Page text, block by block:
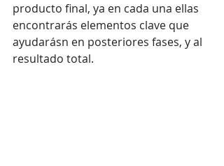
producto final, ya en cada una ellas
encontrarás elementos clave que
ayudarásn en posteriores fases, y al
resultado total.